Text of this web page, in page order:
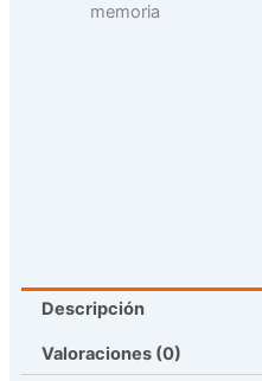
memoria
Descripción
Valoraciones (0)